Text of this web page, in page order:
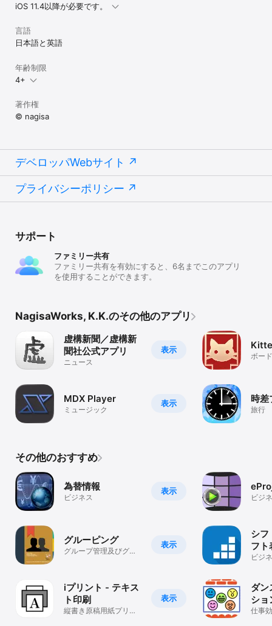
iOS 11.4以降が必要です。
言語
日本語と英語
年齢制限
4+
著作権
© nagisa
デベロッパWebサイト
プライバシーポリシー
サポート
ファミリー共有
ファミリー共有を有効にすると、6名までこのアプリ
を使用することができます。
NagisaWorks, K.K.のその他のアプリ
表示
虚構新聞／虚構新
聞社公式アプリ
ニュース
表示
MDX Player
ミュージック
ボード
時差
旅行
その他のおすすめ
表示
為替情報
ビジネス
表示
グルーピング
グループ管理及びグル
表示
iプリント - テキス
ト印刷
縦書き原稿用紙プリン
ビジ
シフ
フト
成
ビジ
ダン
ショ
仕事